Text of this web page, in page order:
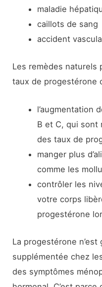
maladie
caillots de sang
accident
Les remèdes naturels
taux de progestérone
l’augmentation
B et C, qui sont
des taux de
manger plus
comme les
contrôler les
votre corps
progestérone
La progestérone
supplémentée chez
des symptômes